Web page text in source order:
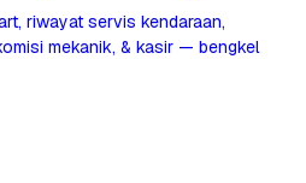
riwayat servis kendaraan,
mekanik, & kasir — bengkel